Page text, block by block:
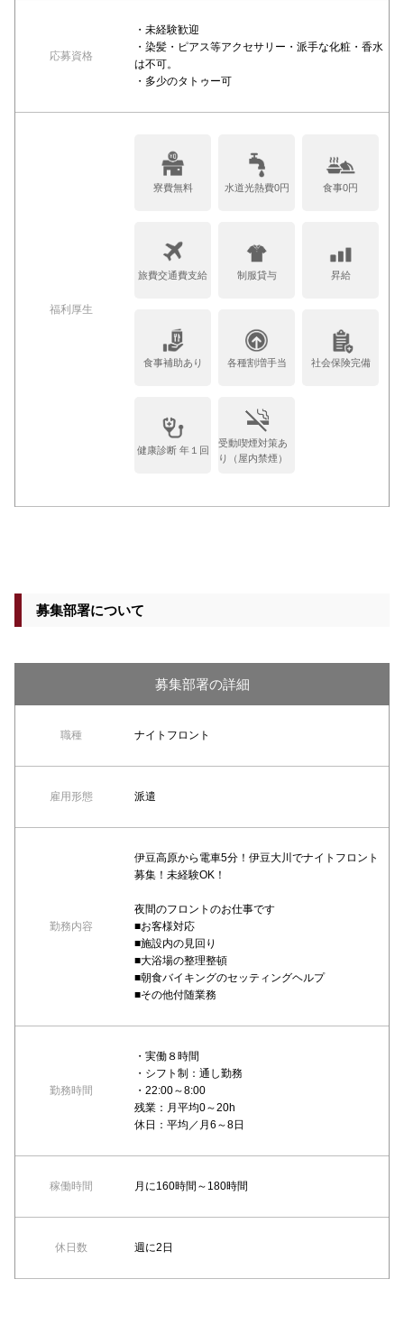
応募資格
・未経験歓迎
・染髪・ピアス等アクセサリー・派手な化粧・香水
は不可。
・多少のタトゥー可
福利厚生
寮費無料 水道光熱費0円 食事0円
旅費交通費支給 制服貸与 昇給
食事補助あり 各種割増手当 社会保険完備
健康診断 年１回
受動喫煙対策あ
り（屋内禁煙）
募集部署について
募集部署の詳細
職種 ナイトフロント
雇用形態 派遣
勤務内容
伊豆高原から電車5分！伊豆大川でナイトフロント
募集！未経験OK！
夜間のフロントのお仕事です
■お客様対応
■施設内の見回り
■大浴場の整理整頓
■朝食バイキングのセッティングヘルプ
■その他付随業務
勤務時間
・実働８時間
・シフト制：通し勤務
・22:00～8:00
残業：月平均0～20h
休日：平均／月6～8日
稼働時間 月に160時間～180時間
休日数 週に2日